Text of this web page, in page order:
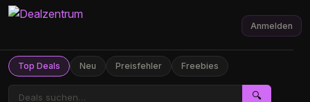
Top Deals Neu Preisfehler Freebies
🔍
Anmelden